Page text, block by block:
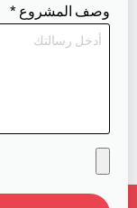
وصف المشروع *